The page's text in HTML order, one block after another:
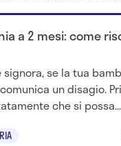
a 2 mesi: come
signora, se la tua
un disagio.
che si possa...